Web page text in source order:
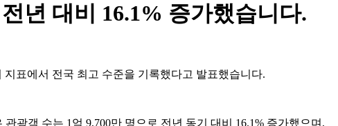
년 대비 16.1% 증가했습니다.
표에서 전국 최고 수준을 기록했다고 발표했습니다.
광객 수는 1억 9,700만 명으로 전년 동기 대비 16.1% 증가했으며,